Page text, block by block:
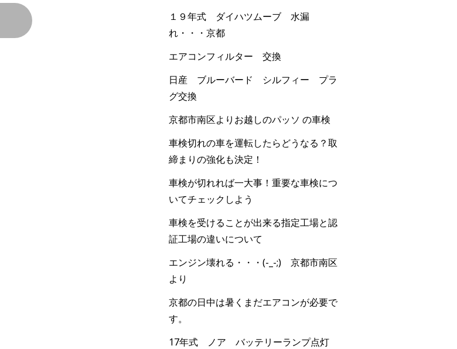
１９年式 ダイハツムーブ 水漏
れ・・・京都
エアコンフィルター 交換
日産 ブルーバード シルフィー プラ
グ交換
京都市南区よりお越しのパッソ の車検
車検切れの車を運転したらどうなる？取
締まりの強化も決定！
車検が切れれば一大事！重要な車検につ
いてチェックしよう
車検を受けることが出来る指定工場と認
証工場の違いについて
エンジン壊れる・・・(-_-;) 京都市南区
より
京都の日中は暑くまだエアコンが必要で
す。
17年式 ノア バッテリーランプ点灯